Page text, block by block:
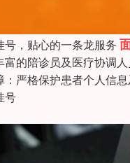
，贴心的一条龙服务
的陪诊员及医疗协调
严格保护患者个人信
号